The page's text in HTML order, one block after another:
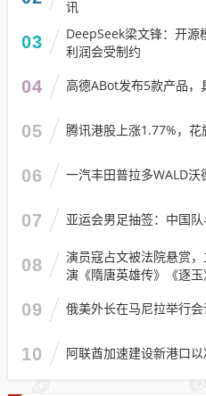
讯
03
DeepSeek梁文锋：开
利润会受制约
04 高德ABot发布5款产品，
05 腾讯港股上涨1.77%，
06 一汽丰田普拉多WALD
07 亚运会男足抽签：中国
08
演员寇占文被法院悬赏
演《隋唐英雄传》《逐
09 俄美外长在马尼拉举行
10 阿联酋加速建设新港口